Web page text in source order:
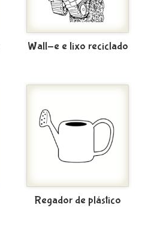
Wall-e e lixo reciclado
Regador de plástico